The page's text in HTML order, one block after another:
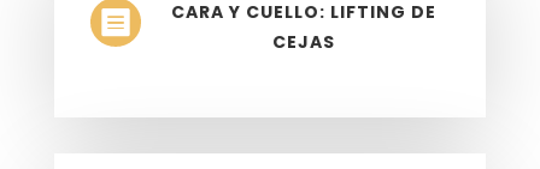

CARA Y CUELLO: LIFTING DE
CEJAS